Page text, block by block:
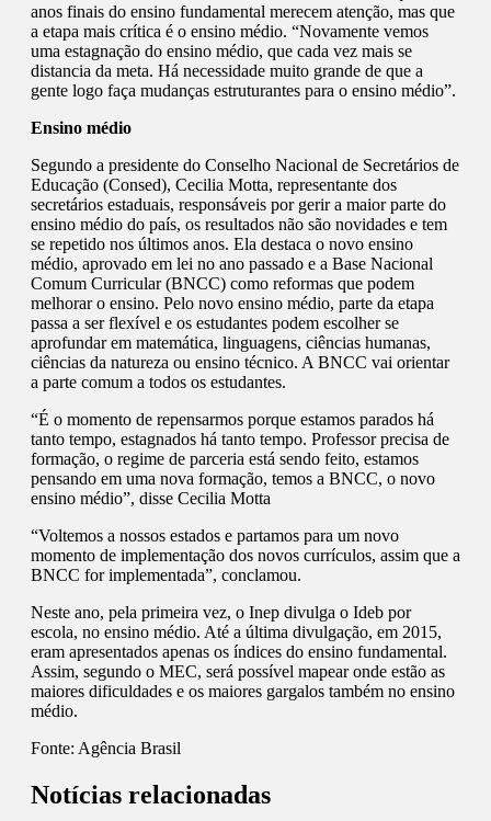
anos finais do ensino fundamental merecem atenção, mas que
a etapa mais crítica é o ensino médio. “Novamente vemos
uma estagnação do ensino médio, que cada vez mais se
distancia da meta. Há necessidade muito grande de que a
gente logo faça mudanças estruturantes para o ensino médio”.
Ensino médio
Segundo a presidente do Conselho Nacional de Secretários de
Educação (Consed), Cecilia Motta, representante dos
secretários estaduais, responsáveis por gerir a maior parte do
ensino médio do país, os resultados não são novidades e tem
se repetido nos últimos anos. Ela destaca o novo ensino
médio, aprovado em lei no ano passado e a Base Nacional
Comum Curricular (BNCC) como reformas que podem
melhorar o ensino. Pelo novo ensino médio, parte da etapa
passa a ser flexível e os estudantes podem escolher se
aprofundar em matemática, linguagens, ciências humanas,
ciências da natureza ou ensino técnico. A BNCC vai orientar
a parte comum a todos os estudantes.
“É o momento de repensarmos porque estamos parados há
tanto tempo, estagnados há tanto tempo. Professor precisa de
formação, o regime de parceria está sendo feito, estamos
pensando em uma nova formação, temos a BNCC, o novo
ensino médio”, disse Cecilia Motta
“Voltemos a nossos estados e partamos para um novo
momento de implementação dos novos currículos, assim que a
BNCC for implementada”, conclamou.
Neste ano, pela primeira vez, o Inep divulga o Ideb por
escola, no ensino médio. Até a última divulgação, em 2015,
eram apresentados apenas os índices do ensino fundamental.
Assim, segundo o MEC, será possível mapear onde estão as
maiores dificuldades e os maiores gargalos também no ensino
médio.
Fonte: Agência Brasil
Notícias relacionadas